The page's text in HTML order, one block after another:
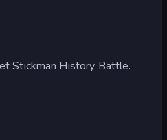
Stickman History Battle.